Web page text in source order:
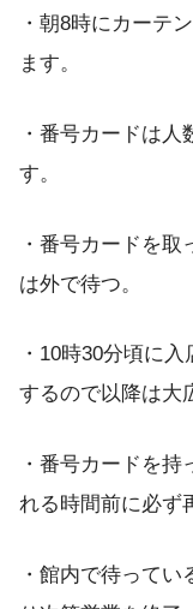
・朝8時にカーテ
ます。
・番号カードは
す。
・番号カードを
は外で待つ。
・10時30分頃に
するので以降は大
・番号カードを
れる時間前に必ず
・館内で待ってい